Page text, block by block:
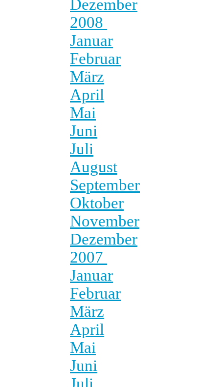
Dezember
2008
Januar
Februar
März
April
Mai
Juni
Juli
August
September
Oktober
November
Dezember
2007
Januar
Februar
März
April
Mai
Juni